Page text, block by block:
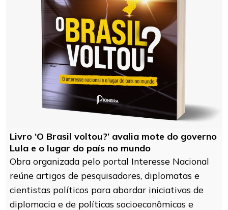
Livro ‘O Brasil voltou?’ avalia mote do governo
Lula e o lugar do país no mundo
Obra organizada pelo portal Interesse Nacional
reúne artigos de pesquisadores, diplomatas e
cientistas políticos para abordar iniciativas de
diplomacia e de políticas socioeconômicas e